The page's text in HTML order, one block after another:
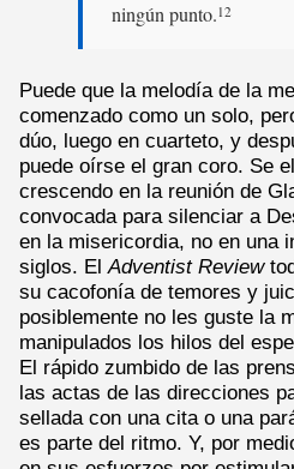
ningún punto. 12
Puede que la melodía de la
comenzado como un solo,
dúo, luego en cuarteto, y
puede oírse el gran coro. Se
crescendo en la reunión de
convocada para silenciar a
en la misericordia, no en una
siglos. El Adventist Review
su cacofonía de temores y
posiblemente no les guste la
manipulados los hilos del
El rápido zumbido de las
las actas de las direcciones
sellada con una cita o una
es parte del ritmo. Y, por